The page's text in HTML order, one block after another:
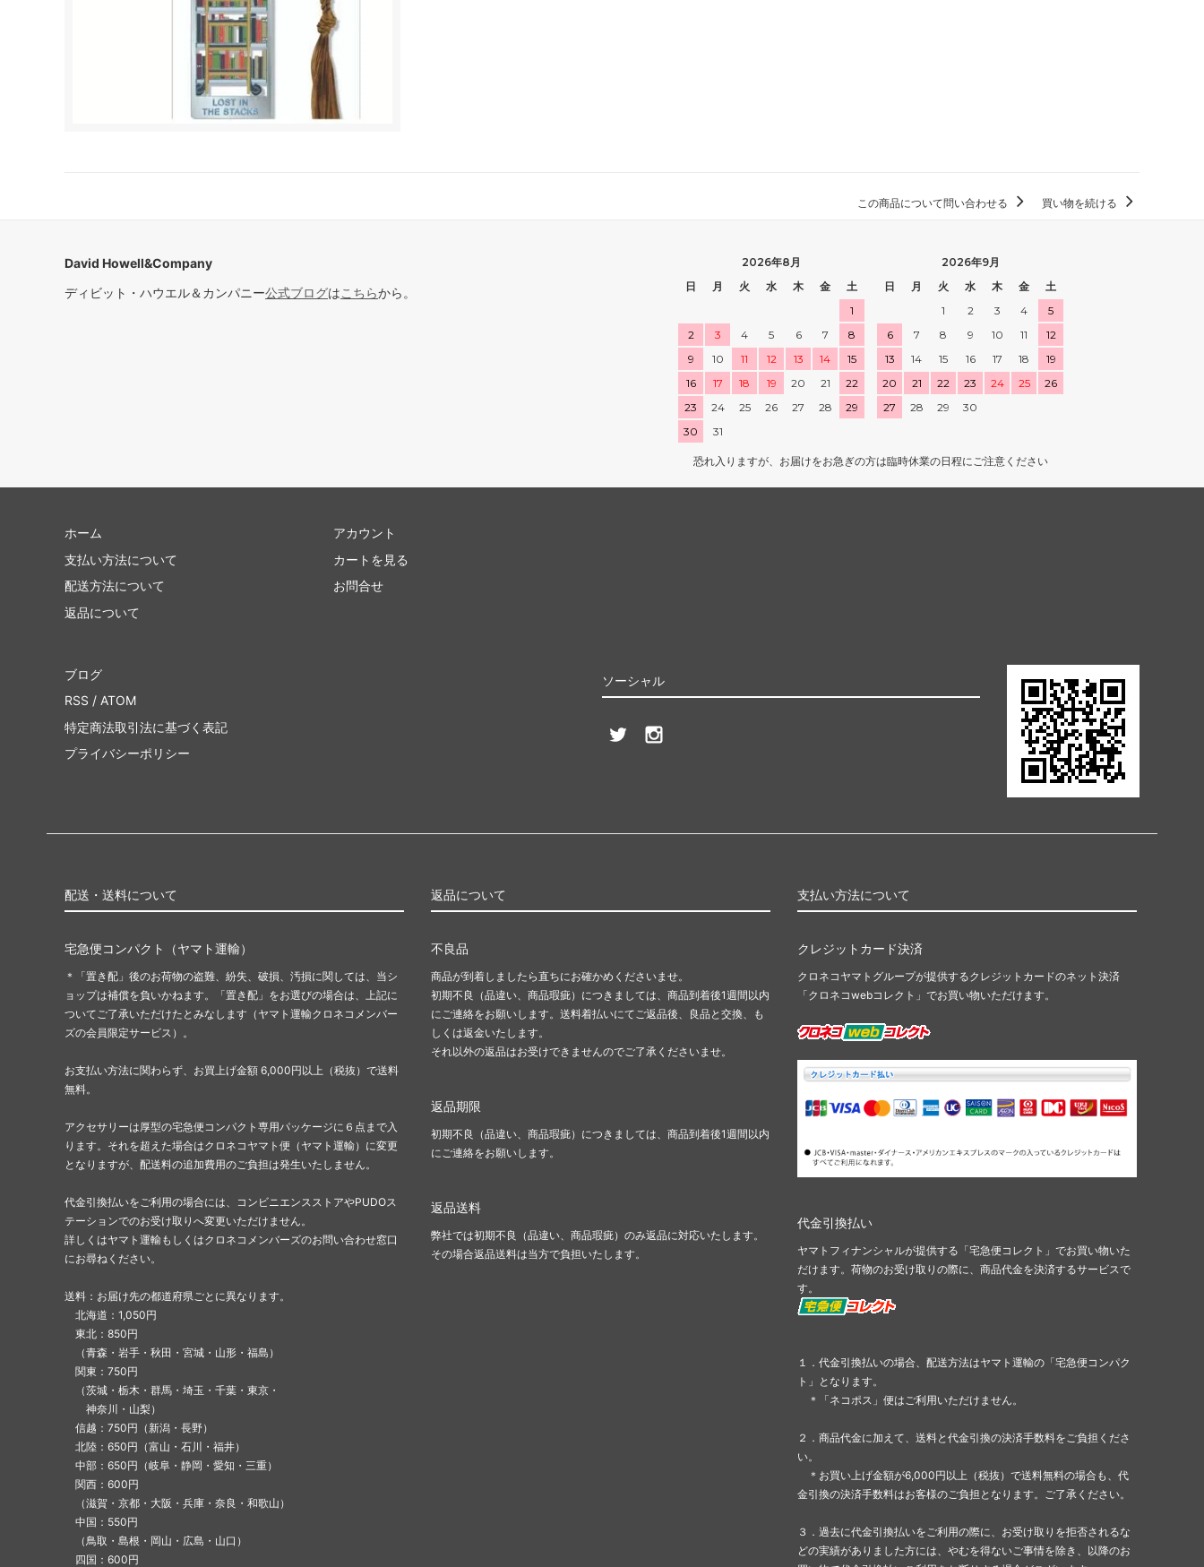
この商品について問い合わせる 買い物を続ける
David Howell&Company
ディビット・ハウエル＆カンパニー公式ブログはこちらから。
2026年8月
日
月 火 水 木 金
土
1
2
3 4 5 6 7
8
9
10 11 12 13 14
15
16
17 18 19 20 21
22
23
24 25 26 27 28
29
30
31
2026年9月
日
月 火 水 木 金
土
1
2 3 4
5
6
7 8 9 10 11
12
13
14 15 16 17 18
19
20
21 22 23 24 25
26
27
28 29 30
恐れ入りますが、お届けをお急ぎの方は臨時休業の日程にご注意ください
ホーム
支払い方法について
配送方法について
返品について
アカウント
カートを見る
お問合せ
ソーシャル
ブログ
RSS / ATOM
特定商法取引法に基づく表記
プライバシーポリシー
配送・送料について
宅急便コンパクト（ヤマト運輸）
＊「置き配」後のお荷物の盗難、紛失、破損、汚損に関しては、当シ
ョップは補償を負いかねます。「置き配」をお選びの場合は、上記に
ついてご了承いただけたとみなします（ヤマト運輸クロネコメンバー
ズの会員限定サービス）。
お支払い方法に関わらず、お買上げ金額 6,000円以上（税抜）で送料
無料。
アクセサリーは厚型の宅急便コンパクト専用パッケージに６点まで入
ります。それを超えた場合はクロネコヤマト便（ヤマト運輸）に変更
となりますが、配送料の追加費用のご負担は発生いたしません。
代金引換払いをご利用の場合には、コンビニエンスストアやPUDOス
テーションでのお受け取りへ変更いただけません。
詳しくはヤマト運輸もしくはクロネコメンバーズのお問い合わせ窓口
にお尋ねください。
送料：お届け先の都道府県ごとに異なります。
北海道：1,050円
東北：850円
（青森・岩手・秋田・宮城・山形・福島）
関東：750円
（茨城・栃木・群馬・埼玉・千葉・東京・
神奈川・山梨）
信越：750円（新潟・長野）
北陸：650円（富山・石川・福井）
中部：650円（岐阜・静岡・愛知・三重）
関西：600円
（滋賀・京都・大阪・兵庫・奈良・和歌山）
中国：550円
（鳥取・島根・岡山・広島・山口）
四国：600円
返品について
不良品
商品が到着しましたら直ちにお確かめくださいませ。
初期不良（品違い、商品瑕疵）につきましては、商品到着後1週間以内
にご連絡をお願いします。送料着払いにてご返品後、良品と交換、も
しくは返金いたします。
それ以外の返品はお受けできませんのでご了承くださいませ。
返品期限
初期不良（品違い、商品瑕疵）につきましては、商品到着後1週間以内
にご連絡をお願いします。
返品送料
弊社では初期不良（品違い、商品瑕疵）のみ返品に対応いたします。
その場合返品送料は当方で負担いたします。
支払い方法について
クレジットカード決済
クロネコヤマトグループが提供するクレジットカードのネット決済
「クロネコwebコレクト」でお買い物いただけます。
代金引換払い
ヤマトフィナンシャルが提供する「宅急便コレクト」でお買い物いた
だけます。荷物のお受け取りの際に、商品代金を決済するサービスで
す。
１．代金引換払いの場合、配送方法はヤマト運輸の「宅急便コンパク
ト」となります。
＊「ネコポス」便はご利用いただけません。
２．商品代金に加えて、送料と代金引換の決済手数料をご負担くださ
い。
＊お買い上げ金額が6,000円以上（税抜）で送料無料の場合も、代
金引換の決済手数料はお客様のご負担となります。ご了承ください。
３．過去に代金引換払いをご利用の際に、お受け取りを拒否されるな
どの実績がありました方には、やむを得ないご事情を除き、以降のお